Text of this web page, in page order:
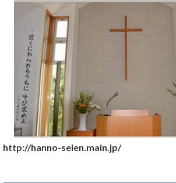
http://hanno-seien.main.jp/